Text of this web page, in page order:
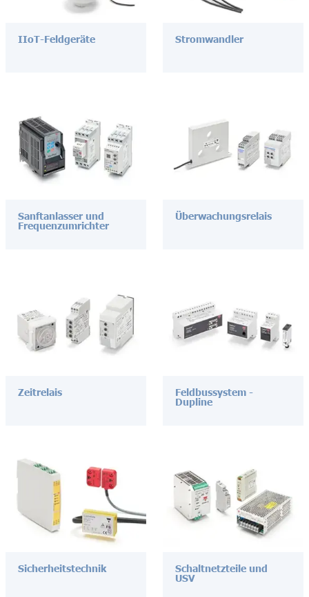
IIoT-Feldgeräte Stromwandler
Sanftanlasser und
Frequenzumrichter
Überwachungsrelais
Zeitrelais Feldbussystem -
Dupline
Sicherheitstechnik Schaltnetzteile und
USV